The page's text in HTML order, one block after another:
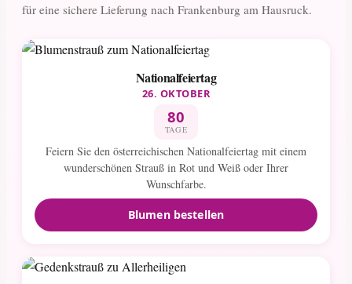
für eine sichere Lieferung nach Frankenburg am Hausruck.
Nationalfeiertag
26. OKTOBER
80
TAGE
Feiern Sie den österreichischen Nationalfeiertag mit einem
wunderschönen Strauß in Rot und Weiß oder Ihrer
Wunschfarbe.
Blumen bestellen